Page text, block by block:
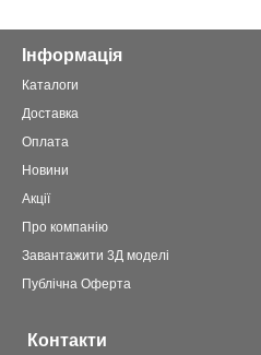
Інформація
Каталоги
Доставка
Оплата
Новини
Акції
Про компанію
Завантажити 3Д моделі
Публічна Оферта
Контакти